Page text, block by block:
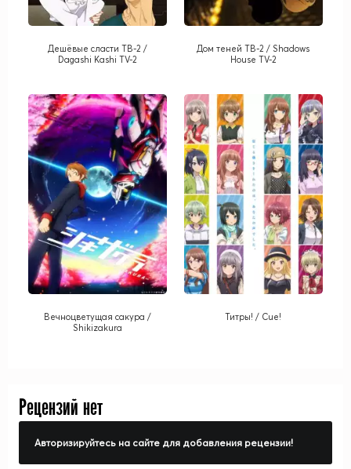
Дешёвые сласти ТВ-2 /
Dagashi Kashi TV-2
Дом теней ТВ-2 / Shadows
House TV-2
Вечноцветущая сакура /
Shikizakura
Титры! / Cue!
Рецензий нет
Авторизируйтесь на сайте для добавления рецензии!